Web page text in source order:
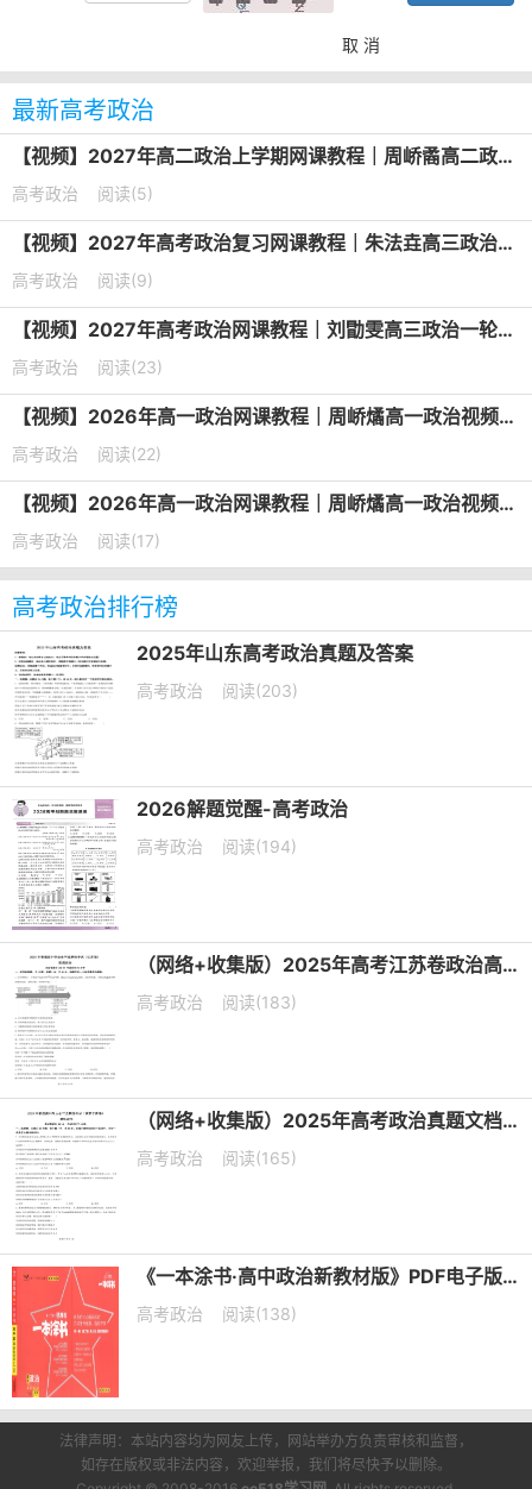
取 消
最新高考政治
【视频】2027年高二政治上学期网课教程｜周峤矞高二政治暑假班视频教程
高考政治 阅读(5)
【视频】2027年高考政治复习网课教程｜朱法垚高三政治一轮复习暑假班视频教程
高考政治 阅读(9)
【视频】2027年高考政治网课教程｜刘勖雯高三政治一轮复习视频教程
高考政治 阅读(23)
【视频】2026年高一政治网课教程｜周峤燏高一政治视频教程上学期暑秋班
高考政治 阅读(22)
【视频】2026年高一政治网课教程｜周峤燏高一政治视频教程下学期寒春班
高考政治 阅读(17)
高考政治排行榜
2025年山东高考政治真题及答案
高考政治 阅读(203)
2026解题觉醒-高考政治
高考政治 阅读(194)
（网络+收集版）2025年高考江苏卷政治高考真题文档版（含答案）
高考政治 阅读(183)
（网络+收集版）2025年高考政治真题文档版（含答案）适用地区：陕西、山西、宁夏、青海
高考政治 阅读(165)
《一本涂书·高中政治新教材版》PDF电子版下载
高考政治 阅读(138)
法律声明：本站内容均为网友上传，网站举办方负责审核和监督，
如存在版权或非法内容，欢迎举报，我们将尽快予以删除。